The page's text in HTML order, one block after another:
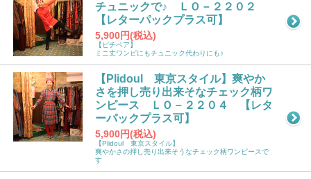
チュニックで♪ ＬＯ－２２０２
【レターパックプラス可】
5,900円(税込)
【ピチペア】
ミニ丈ワンピにもチュニック代わりにも♪
【Plidoul 東京スタイル】爽やか
さを押し売り出来そなチェック柄ワ
ンピース ＬＯ－２２０４ 【レタ
ーパックプラス可】
5,900円(税込)
【Plidoul 東京スタイル】
爽やかさの押し売り出来そうなチェック柄ワンピースで
す